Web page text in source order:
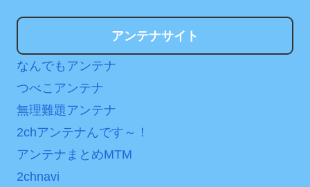
次予選3連勝も、海外ファン
は采配に辛辣「おそろしい
内容の後半」「今日の森保
はチキン」
七ツ森りり ご令嬢と召使
いの禁断の恋…1日だけ許さ
れた夫婦としての時間をひ
たすら愛し合う。
ディズニーが「大課金時
代」に突入！アトラクショ
ンパスがどれもこれも1500
アンテナサイト
なんでもアンテナ
つべこアンテナ
無理難題アンテナ
2chアンテナんです～！
アンテナまとめMTM
2chnavi